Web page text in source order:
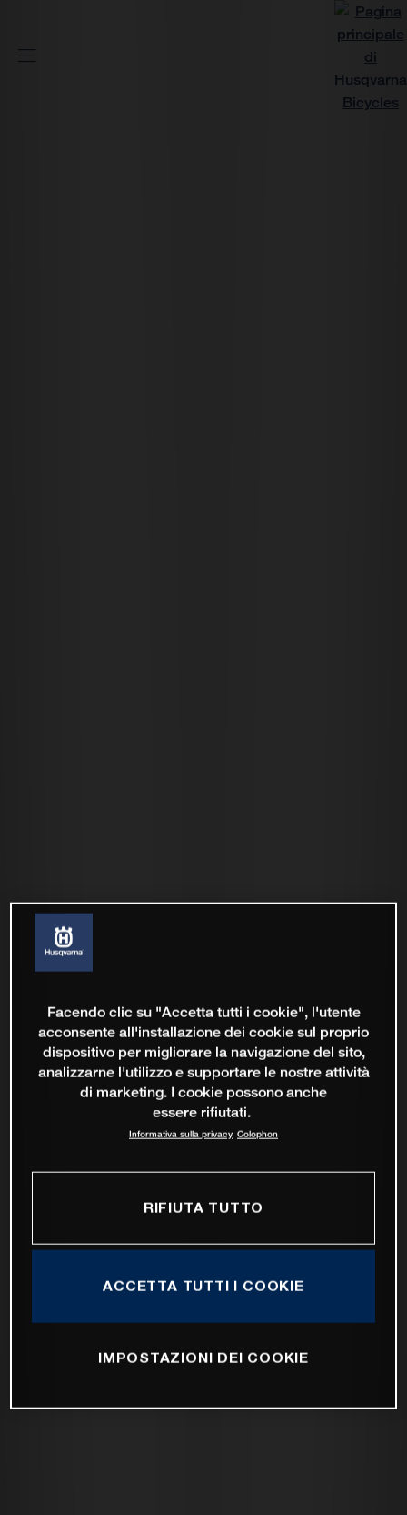
Facendo clic su "Accetta tutti i cookie", l'utente
acconsente all'installazione dei cookie sul proprio
dispositivo per migliorare la navigazione del sito,
analizzarne l'utilizzo e supportare le nostre attività
di marketing. I cookie possono anche
essere rifiutati.
Informativa sulla privacy Colophon
RIFIUTA TUTTO
ACCETTA TUTTI I COOKIE
IMPOSTAZIONI DEI COOKIE